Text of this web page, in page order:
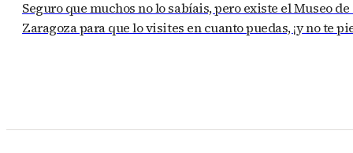
Seguro que muchos no lo sabíais, pero existe el Museo
Zaragoza para que lo visites en cuanto puedas, ¡y no te